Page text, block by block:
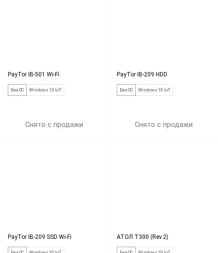
PayTor IB-501 Wi-Fi
Без ОС Windows 10 IoT
Снято с продажи
PayTor IB-209 HDD
Без ОС Windows 10 IoT
Снято с продажи
PayTor IB-209 SSD Wi-Fi АТОЛ Т300 (Rev.2)